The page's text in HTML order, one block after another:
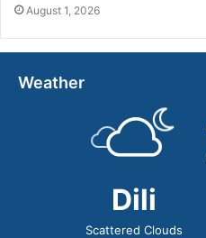
August 1, 2026
Weather
Dili
Scattered Clouds